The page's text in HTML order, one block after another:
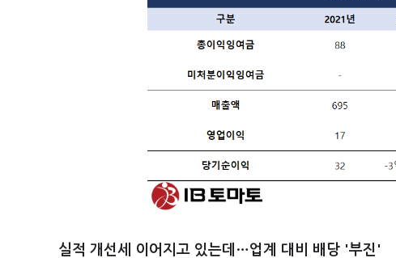
실적 개선세 이어지고 있는데…업계 대비 배당 '부진'